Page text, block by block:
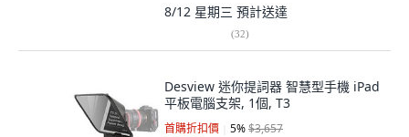
8/12 星期三 預計送達
(32)
Desview 迷你提詞器 智慧型手機 iPad
平板電腦支架, 1個, T3
首購折扣價 5%$3,657